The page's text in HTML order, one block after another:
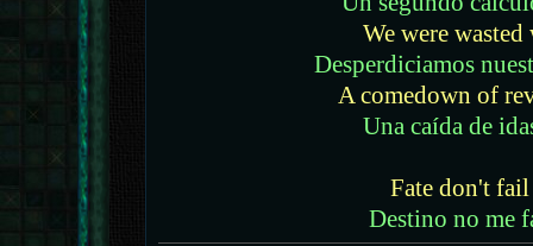
We were
Desperdiciamos
A comedown of
Una caída de
Fate don't
Destino no me